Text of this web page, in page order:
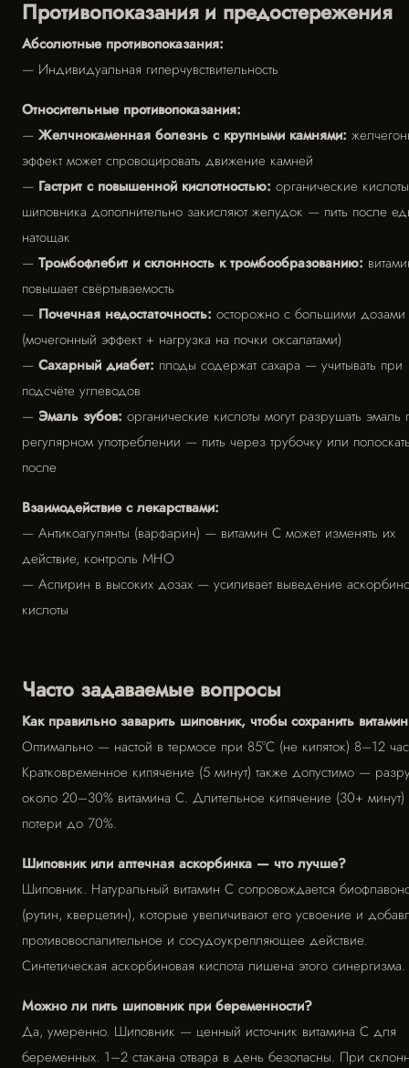
Противопоказания и предостережения
Абсолютные противопоказания:
— Индивидуальная гиперчувствительность
Относительные противопоказания:
— Желчнокаменная болезнь с крупными камнями:
эффект может спровоцировать движение камней
— Гастрит с повышенной кислотностью: органические кислоты
шиповника дополнительно закисляют желудок — пить после
натощак
— Тромбофлебит и склонность к тромбообразованию:
повышает свёртываемость
— Почечная недостаточность: осторожно с большими дозами
(мочегонный эффект + нагрузка на почки оксалатами)
— Сахарный диабет: плоды содержат сахара — учитывать при
подсчёте углеводов
— Эмаль зубов: органические кислоты могут разрушать эмаль
регулярном употреблении — пить через трубочку или
после
Взаимодействие с лекарствами:
— Антикоагулянты (варфарин) — витамин C может изменять их
действие, контроль МНО
— Аспирин в высоких дозах — усиливает выведение
кислоты
Часто задаваемые вопросы
Как правильно заварить шиповник, чтобы сохранить
Оптимально — настой в термосе при 85°C (не кипяток) 8–12
Кратковременное кипячение (5 минут) также допустимо —
около 20–30% витамина C. Длительное кипячение (30+
потери до 70%.
Шиповник или аптечная аскорбинка — что лучше?
Шиповник. Натуральный витамин C сопровождается
(рутин, кверцетин), которые увеличивают его усвоение и
противовоспалительное и сосудоукрепляющее действие.
Синтетическая аскорбиновая кислота лишена этого синергизма.
Можно ли пить шиповник при беременности?
Да, умеренно. Шиповник — ценный источник витамина C для
беременных. 1–2 стакана отвара в день безопасны. При